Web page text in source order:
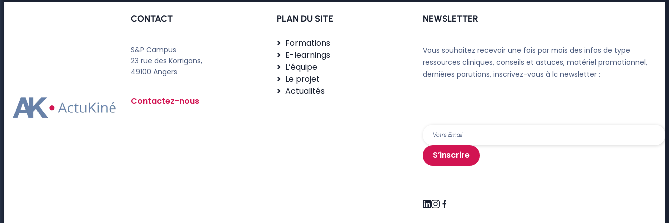
CONTACT
S&P Campus
23 rue des Korrigans,
49100 Angers
Contactez-nous
PLAN DU SITE
Formations
E-learnings
L’équipe
Le projet
Actualités
NEWSLETTER
Vous souhaitez recevoir une fois par mois des infos de type
ressources cliniques, conseils et astuces, matériel promotionnel,
dernières parutions, inscrivez-vous à la newsletter :
S’inscrire